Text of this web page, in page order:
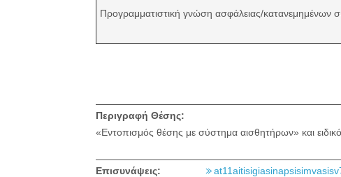
Προγραμματιστική γνώση ασφάλειας/κατανεμημένων
Περιγραφή Θέσης:
«Εντοπισμός θέσης με σύστημα αισθητήρων» και
Επισυνάψεις: